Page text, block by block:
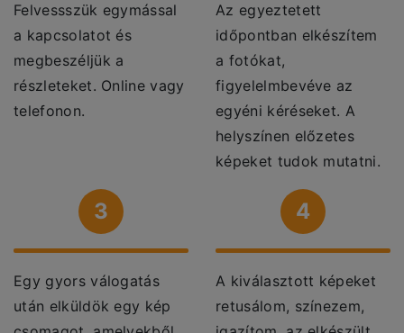
Felvessszük egymással
a kapcsolatot és
megbeszéljük a
részleteket. Online vagy
telefonon.
Az egyeztetett
időpontban elkészítem
a fotókat,
figyelelmbevéve az
egyéni kéréseket. A
helyszínen előzetes
képeket tudok mutatni.
3
Egy gyors válogatás
után elküldök egy kép
4
A kiválasztott képeket
retusálom, színezem,